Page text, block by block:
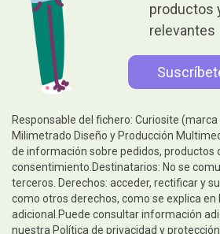
productos
relevantes
Responsable del fichero: Curiosite
Milimetrado Diseño y Producción
de información sobre pedidos, productos
consentimiento.Destinatarios: No se
terceros. Derechos: acceder, rectificar y
como otros derechos, como se explica
adicional.Puede consultar información
nuestra Política de privacidad y